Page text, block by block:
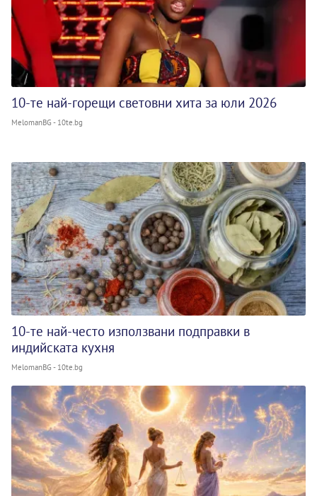
10-те най-горещи световни хита за юли 2026
MelomanBG - 10te.bg
10-те най-често използвани подправки в
индийската кухня
MelomanBG - 10te.bg